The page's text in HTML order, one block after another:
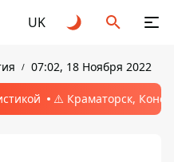
UK
07:02, 18 Ноября 2022
⚠️ Краматорск,